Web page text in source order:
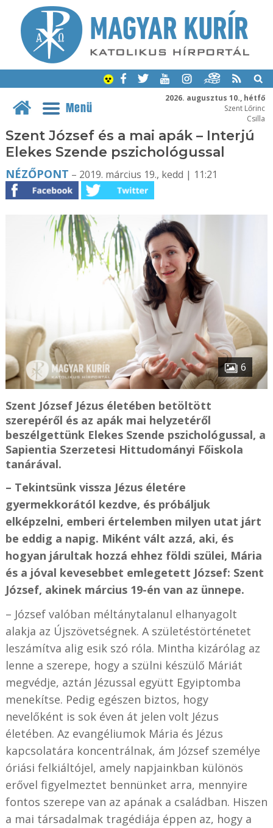
2026. augusztus 10., hétfő
Szent Lőrinc
Csilla
Menü
Szent József és a mai apák – Interjú
Elekes Szende pszichológussal
NÉZŐPONT – 2019. március 19., kedd | 11:21
6
Szent József Jézus életében betöltött
szerepéről és az apák mai helyzetéről
beszélgettünk Elekes Szende pszichológussal, a
Sapientia Szerzetesi Hittudományi Főiskola
tanárával.
– Tekintsünk vissza Jézus életére
gyermekkorától kezdve, és próbáljuk
elképzelni, emberi értelemben milyen utat járt
be eddig a napig. Miként vált azzá, aki, és
hogyan járultak hozzá ehhez földi szülei, Mária
és a jóval kevesebbet emlegetett József: Szent
József, akinek március 19-én van az ünnepe.
– József valóban méltánytalanul elhanyagolt
alakja az Újszövetségnek. A születéstörténetet
leszámítva alig esik szó róla. Mintha kizárólag az
lenne a szerepe, hogy a szülni készülő Máriát
megvédje, aztán Jézussal együtt Egyiptomba
menekítse. Pedig egészen biztos, hogy
nevelőként is sok éven át jelen volt Jézus
életében. Az evangéliumok Mária és Jézus
kapcsolatára koncentrálnak, ám József személye
óriási felkiáltójel, amely napjainkban különös
erővel figyelmeztet bennünket arra, mennyire
fontos szerepe van az apának a családban. Hiszen
a mai társadalmak tragédiája éppen az, hogy a